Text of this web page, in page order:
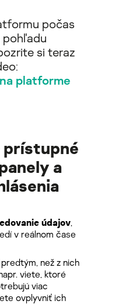
počas
pohľadu
si teraz
platforme
a
údajov
v reálnom čase
predtým, než z nich
viete, ktoré
viac
ovplyvniť ich